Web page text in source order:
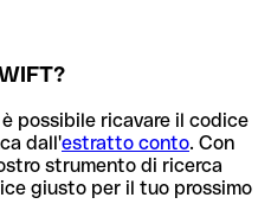
possibile ricavare il codice
dall'estratto conto. Con
strumento di ricerca
giusto per il tuo prossimo